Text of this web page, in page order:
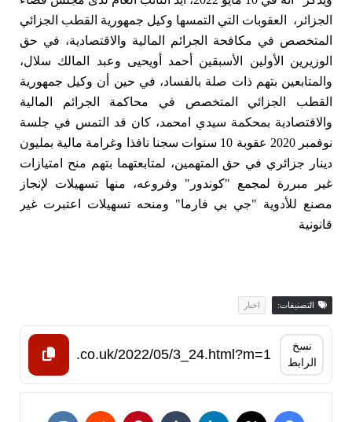
الجزائر، العقوبات التي التمسها وكيل جمهورية القطب الجزائي
المتخصص في مكافحة الجرائم المالية والاقتصادية، في حق
الوزيرين الأولين الأسبقين أحمد أويحيى وعبد المالك سلال،
والمتابعين بتهم ذات صلة بالفساد، في حين أن وكيل جمهورية
القطب الجزائي المتخصص في محاكمة الجرائم المالية
والاقتصادية بمحكمة سيدي امحمد، كان قد التمس في جلسة
نوفمبر 2020 عقوبة 10 سنوات سجنا نافذا وغرامة مالية بمليون
دينار جزائري في حق المتهمين، لمتابعتهما بتهم منح امتيازات
غير مبررة لمجمع "كوندور" وفروعه، منها تسهيلات لإنجاز
مصنع للأدوية "جي بي فارما" ومنحه تسهيلات اعتبرت غير
قانونية
التصنيفات: اخبار
نسخ
الرابط